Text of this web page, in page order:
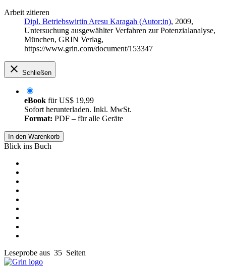
Arbeit zitieren
Dipl. Betriebswirtin Aresu Karagah (Autor:in), 2009,
Untersuchung ausgewählter Verfahren zur Potenzialanalyse,
München, GRIN Verlag,
https://www.grin.com/document/153347
Schließen
eBook fürUS$ 19,99
Sofort herunterladen. Inkl. MwSt.
Format: PDF – für alle Geräte
In den Warenkorb
Blick ins Buch
Leseprobe aus 35 Seiten